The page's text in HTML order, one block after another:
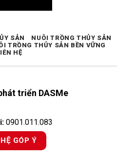
triển DASMe
0901.011.083
GÓP Ý
SẢN
NUÔI TRỒNG THỦY SẢN
TRỒNG THỦY SẢN BỀN VỮNG
HỆ